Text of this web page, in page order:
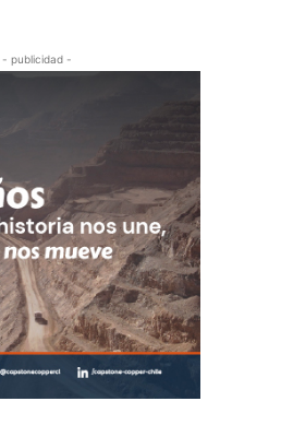
- publicidad -